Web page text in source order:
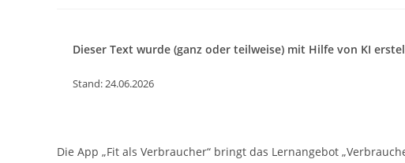
Dieser Text wurde (ganz oder teilweise) mit Hilfe von KI
Stand: 24.06.2026
Die App „Fit als Verbraucher“ bringt das Lernangebot